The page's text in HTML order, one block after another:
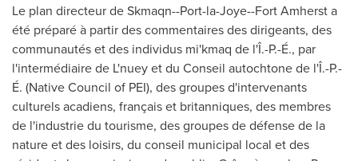
Le plan directeur de Skmaqn--Port-la-Joye--Fort Amherst a
été préparé à partir des commentaires des dirigeants, des
communautés et des individus mi'kmaq de l'Î.-P.-É., par
l'intermédiaire de L'nuey et du Conseil autochtone de l'Î.-P.-
É. (Native Council of PEI), des groupes d'intervenants
culturels acadiens, français et britanniques, des membres
de l'industrie du tourisme, des groupes de défense de la
nature et des loisirs, du conseil municipal local et des